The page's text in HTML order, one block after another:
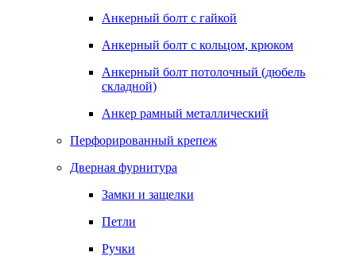
Анкерный болт с гайкой
Анкерный болт с кольцом, крюком
Анкерный болт потолочный (дюбель
складной)
Анкер рамный металлический
Перфорированный крепеж
Дверная фурнитура
Замки и защелки
Петли
Ручки